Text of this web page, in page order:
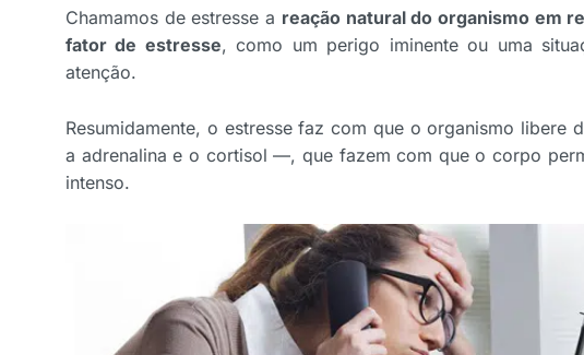
Chamamos de estresse a reação natural do organismo em
fator de estresse, como um perigo iminente ou uma
atenção.
Resumidamente, o estresse faz com que o organismo
a adrenalina e o cortisol —, que fazem com que o corpo
intenso.